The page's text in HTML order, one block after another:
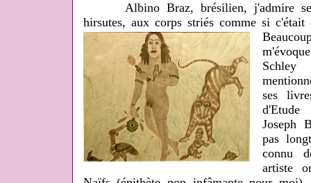
Albino Braz, brésilien, j'admire
hirsutes, aux corps striés comme si c'était
ses
d'Etude
Joseph
pas
connu
artiste